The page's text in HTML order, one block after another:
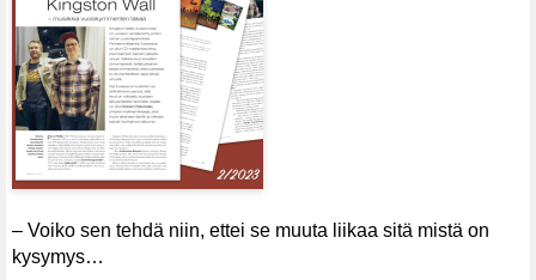
– Voiko sen tehdä niin, ettei se muuta liikaa sitä mistä on
kysymys…